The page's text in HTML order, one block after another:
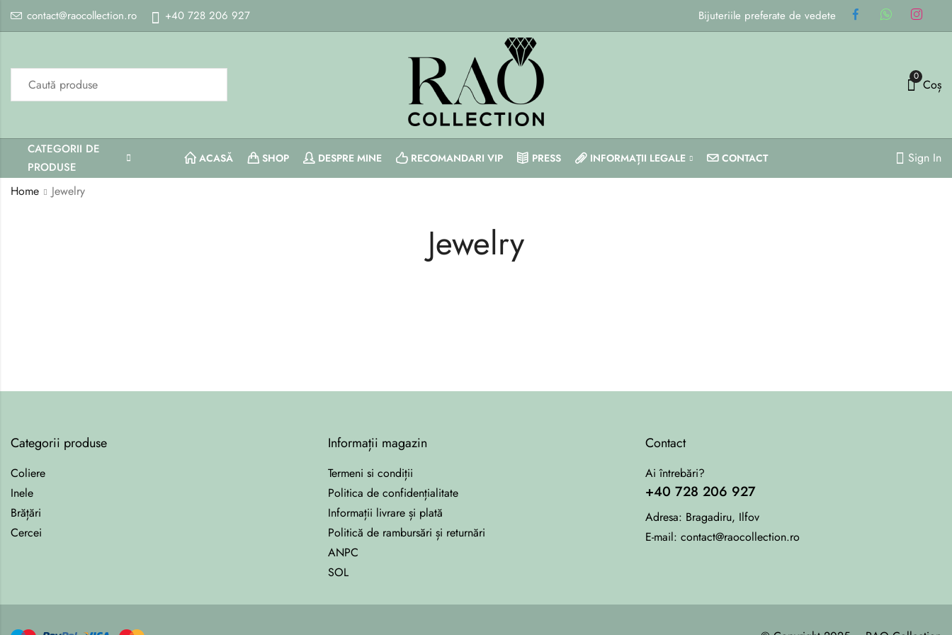
contact@raocollection.ro +40 728 206 927 Bijuteriile preferate de vedete
0
Coș
CATEGORII DE
PRODUSE
ACASĂ SHOP DESPRE MINE RECOMANDARI VIP PRESS INFORMAȚII LEGALE CONTACT Sign In
Jewelry
Home Jewelry
Categorii produse
Coliere
Inele
Brățări
Cercei
Informații magazin
Termeni si condiții
Politica de confidențialitate
Informații livrare și plată
Politică de rambursări și returnări
ANPC
SOL
Contact
Ai întrebări?
+40 728 206 927
Adresa: Bragadiru, Ilfov
E-mail: contact@raocollection.ro